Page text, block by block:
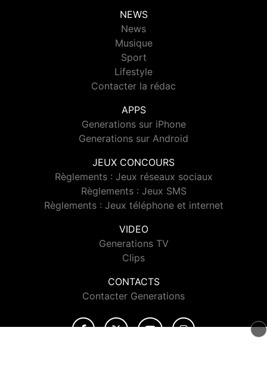
NEWS
News
Musique
Sport
Lifestyle
Contacter la rédac
APPS
Generations sur iPhone
Generations sur Android
JEUX CONCOURS
Règlements : Jeux réseaux sociaux
Règlements : Jeux SMS
Règlements : Jeux téléphone et internet
VIDEO
Generations TV
Clips
CONTACTS
Contacter Generations